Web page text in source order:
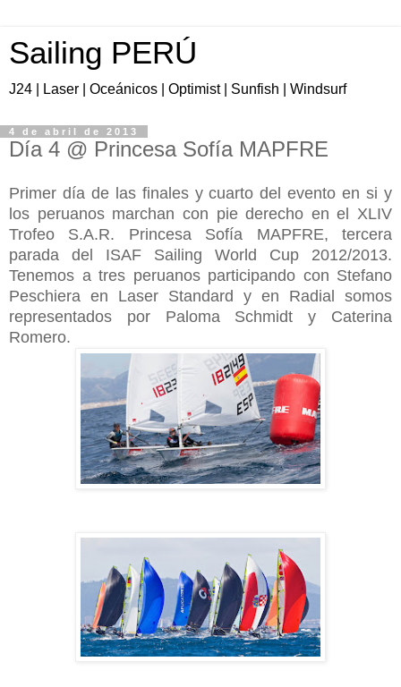
Sailing PERÚ
J24 | Laser | Oceánicos | Optimist | Sunfish | Windsurf
4 de abril de 2013
Día 4 @ Princesa Sofía MAPFRE
Primer día de las finales y cuarto del evento en si y
los peruanos marchan con pie derecho en el XLIV
Trofeo S.A.R. Princesa Sofía MAPFRE, tercera
parada del ISAF Sailing World Cup 2012/2013.
Tenemos a tres peruanos participando con Stefano
Peschiera en Laser Standard y en Radial somos
representados por Paloma Schmidt y Caterina
Romero.